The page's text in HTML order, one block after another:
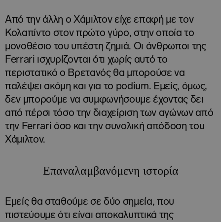
Από την άλλη ο Χάμιλτον είχε επαφή με τον
Κολαπίντο στον πρώτο γύρο, στην οποία το
μονοθέσιο του υπέστη ζημιά. Οι άνθρωποι της
Ferrari ισχυρίζονται ότι χωρίς αυτό το
περιστατικό ο Βρετανός θα μπορούσε να
παλέψει ακόμη και για το podium. Εμείς, όμως,
δεν μπορούμε να συμφωνήσουμε έχοντας δει
από πέρσι τόσο την διαχείριση των αγώνων από
την Ferrari όσο και την συνολική απόδοση του
Χάμιλτον.
Επαναλαμβανόμενη ιστορία
Εμείς θα σταθούμε σε δύο σημεία, που
πιστεύουμε ότι είναι αποκαλυπτικά της